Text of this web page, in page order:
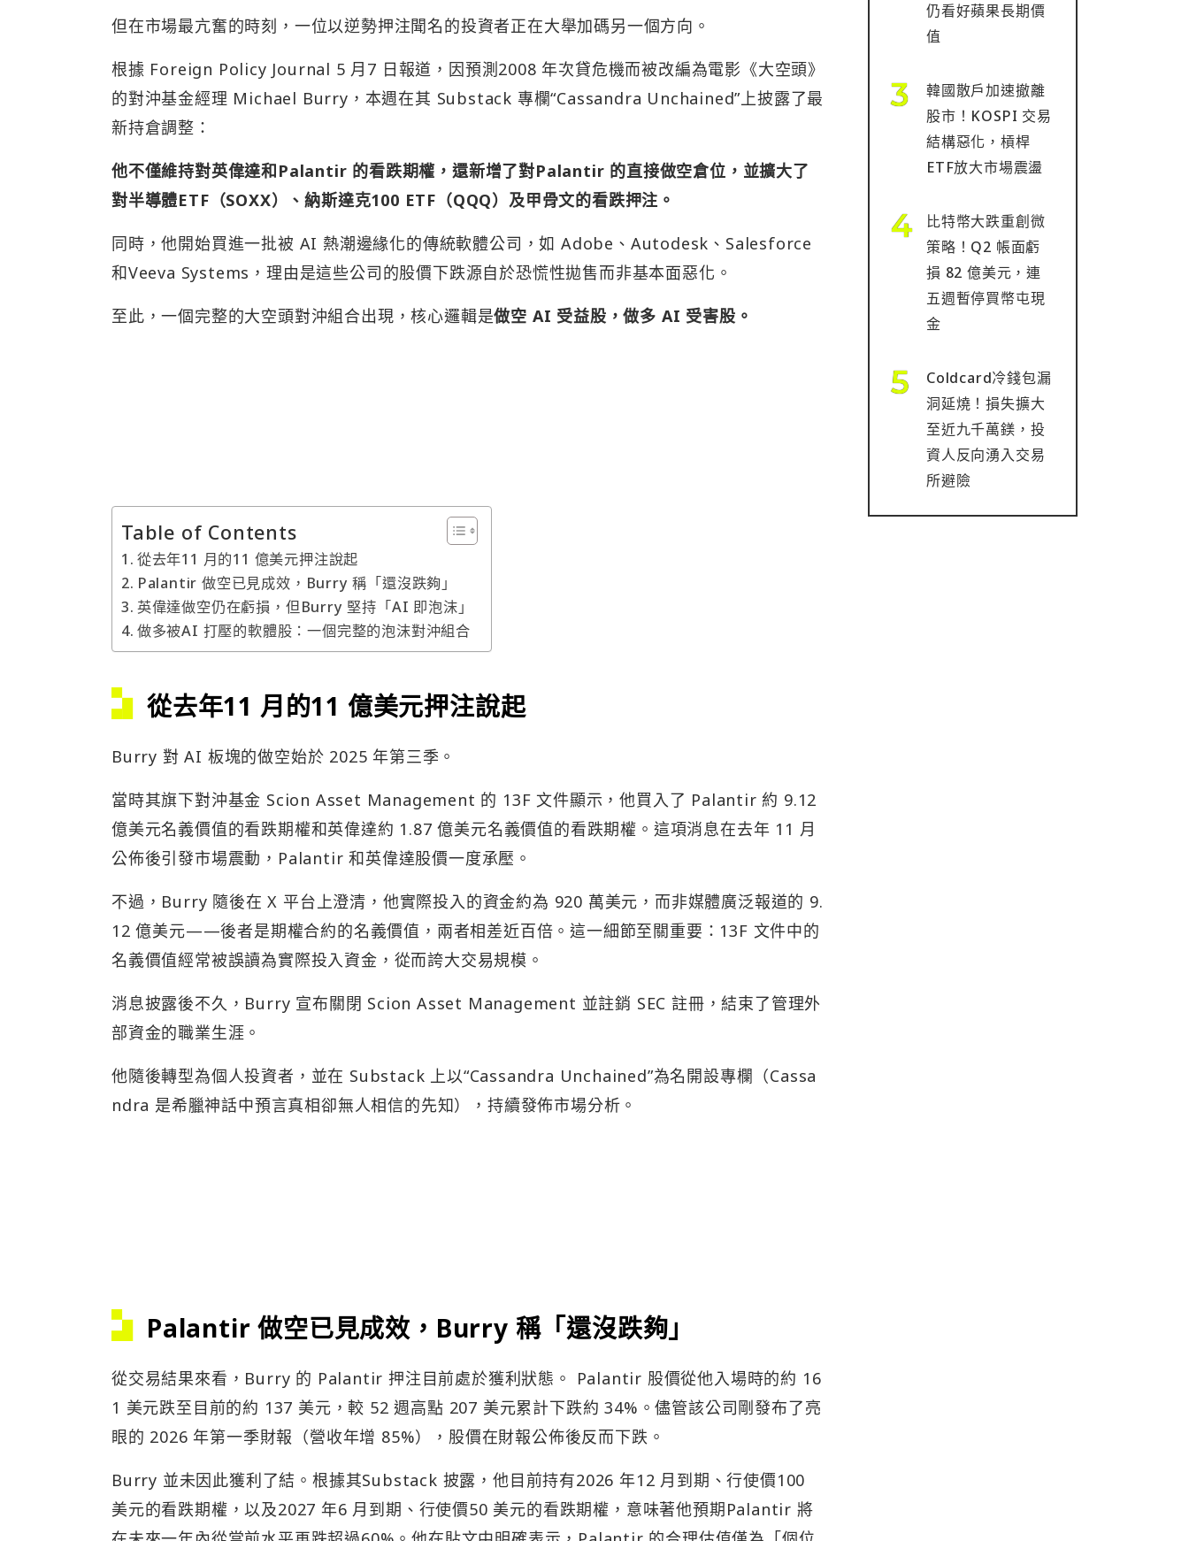
但在市場最亢奮的時刻，一位以逆勢押注聞名的投資者正在大舉加碼另一個方向。
根據 Foreign Policy Journal 5 月7 日報道，因預測2008 年次貸危機而被改編為電影《大空頭》
的對沖基金經理 Michael Burry，本週在其 Substack 專欄“Cassandra Unchained”上披露了最
新持倉調整：
他不僅維持對英偉達和Palantir 的看跌期權，還新增了對Palantir 的直接做空倉位，並擴大了
對半導體ETF（SOXX）、納斯達克100 ETF（QQQ）及甲骨文的看跌押注。
同時，他開始買進一批被 AI 熱潮邊緣化的傳統軟體公司，如 Adobe、Autodesk、Salesforce
和Veeva Systems，理由是這些公司的股價下跌源自於恐慌性拋售而非基本面惡化。
至此，一個完整的大空頭對沖組合出現，核心邏輯是做空 AI 受益股，做多 AI 受害股。
英偉達做空仍在虧損，但Burry 堅持「AI 即泡沫」
做多被AI 打壓的軟體股：一個完整的泡沫對沖組合
從去年11 月的11 億美元押注說起
Burry 對 AI 板塊的做空始於 2025 年第三季。
當時其旗下對沖基金 Scion Asset Management 的 13F 文件顯示，他買入了 Palantir 約 9.12
億美元名義價值的看跌期權和英偉達約 1.87 億美元名義價值的看跌期權。這項消息在去年 11 月
公佈後引發市場震動，Palantir 和英偉達股價一度承壓。
不過，Burry 隨後在 X 平台上澄清，他實際投入的資金約為 920 萬美元，而非媒體廣泛報道的 9.
12 億美元——後者是期權合約的名義價值，兩者相差近百倍。這一細節至關重要：13F 文件中的
名義價值經常被誤讀為實際投入資金，從而誇大交易規模。
消息披露後不久，Burry 宣布關閉 Scion Asset Management 並註銷 SEC 註冊，結束了管理外
部資金的職業生涯。
他隨後轉型為個人投資者，並在 Substack 上以“Cassandra Unchained”為名開設專欄（Cassa
ndra 是希臘神話中預言真相卻無人相信的先知），持續發佈市場分析。
Palantir 做空已見成效，Burry 稱「還沒跌夠」
在未來一年內從當前水平再跌超過60%。他在貼文中明確表示，Palantir 的合理估值僅為「個位
今年4 月，Burry 曾在Substack 上發文稱Anthropic 正在「吃掉Palantir 的午餐」，指出這家
AI 安全公司的營收增速已超過300 億美元年化水平，其更易用、更低成本的AI 集成工具正在取代
除了這篇貼文。 Wedbush 分析師Dan Ives 將此觀點斥為「虛構敘事」，Palantir CEO Alex K
arp 先前也曾公開表示對Burry 的做空立場「無法理解」。
仍看好蘋果長期價
值
韓國散戶加速撤離
股市！KOSPI 交易
結構惡化，槓桿
ETF放大市場震盪
比特幣大跌重創微
策略！Q2 帳面虧
損 82 億美元，連
五週暫停買幣屯現
金
Coldcard冷錢包漏
洞延燒！損失擴大
至近九千萬鎂，投
資人反向湧入交易
所避險